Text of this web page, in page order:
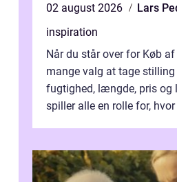
02 august 2026
Lars
inspiration
Når du står over for Køb
mange valg at tage
fugtighed, længde, pris og
spiller alle en rolle for,